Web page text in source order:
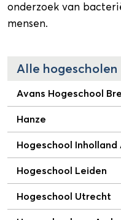
onderzoek van
mensen.
Alle hogescholen
Avans Hogeschool
Hanze
Hogeschool
Hogeschool Leiden
Hogeschool Utrecht